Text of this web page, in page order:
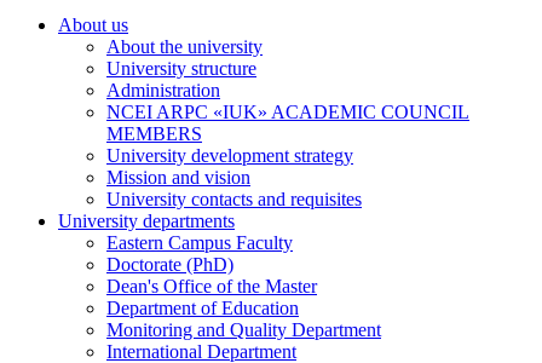
About us
About the university
University structure
Administration
NCEI ARPC «IUK» ACADEMIC COUNCIL
MEMBERS
University development strategy
Mission and vision
University contacts and requisites
University departments
Eastern Campus Faculty
Doctorate (PhD)
Dean's Office of the Master
Department of Education
Monitoring and Quality Department
International Department